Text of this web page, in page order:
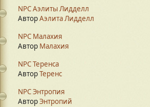
NPC Аэлиты Лидделл
АвторАэлита Лидделл
NPC Малахия
Автор Малахия
NPC Теренса
АвторТеренс
NPC Энтропия
АвторЭнтропий